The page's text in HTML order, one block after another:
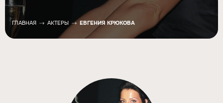
ГЛАВНАЯ АКТЕРЫ ЕВГЕНИЯ КРЮКОВА